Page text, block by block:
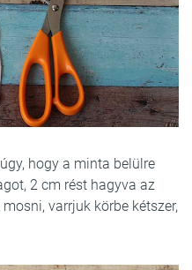
hogy a minta belülre
2 cm rést hagyva az
varrjuk körbe kétszer,